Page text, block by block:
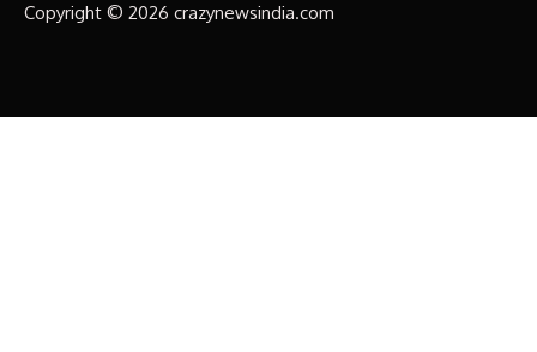
Copyright © 2026 crazynewsindia.com